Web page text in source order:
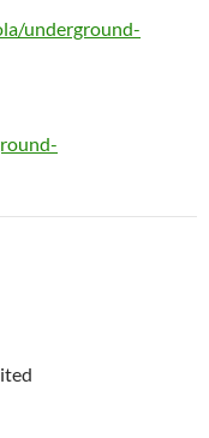
underground-